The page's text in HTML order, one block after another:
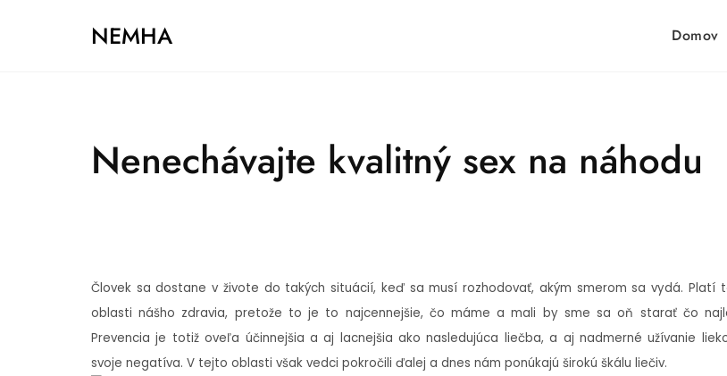
NEMHA Domov
Nenechávajte kvalitný sex na náhodu
Človek sa dostane v živote do takých situácií, keď sa musí rozhodovať, akým smerom sa vydá. Platí
oblasti nášho zdravia, pretože to je to najcennejšie, čo máme a mali by sme sa oň starať čo
Prevencia je totiž oveľa účinnejšia a aj lacnejšia ako nasledujúca liečba, a aj nadmerné užívanie
svoje negatíva. V tejto oblasti však vedci pokročili ďalej a dnes nám ponúkajú širokú škálu liečiv.